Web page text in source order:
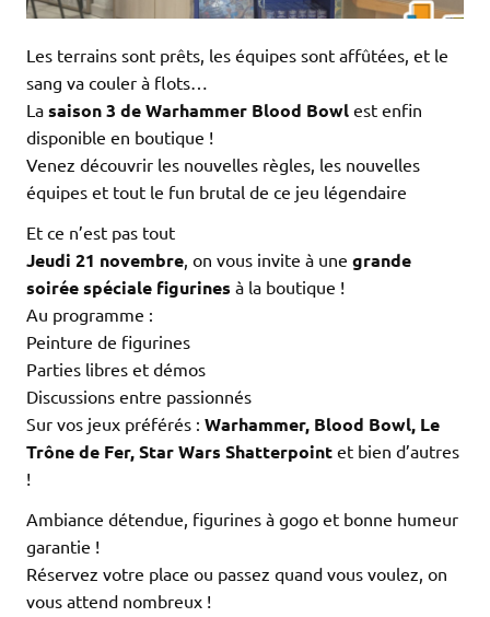
Les terrains sont prêts, les équipes sont affûtées, et le
sang va couler à flots…
La saison 3 de Warhammer Blood Bowl est enfin
disponible en boutique !
Venez découvrir les nouvelles règles, les nouvelles
équipes et tout le fun brutal de ce jeu légendaire
Et ce n’est pas tout
Jeudi 21 novembre, on vous invite à une grande
soirée spéciale figurines à la boutique !
Au programme :
Peinture de figurines
Parties libres et démos
Discussions entre passionnés
Sur vos jeux préférés : Warhammer, Blood Bowl, Le
Trône de Fer, Star Wars Shatterpoint et bien d’autres
!
Ambiance détendue, figurines à gogo et bonne humeur
garantie !
Réservez votre place ou passez quand vous voulez, on
vous attend nombreux !